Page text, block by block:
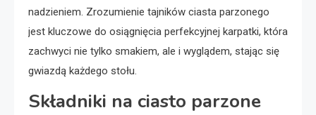
nadzieniem. Zrozumienie tajników ciasta parzonego
jest kluczowe do osiągnięcia perfekcyjnej karpatki, która
zachwyci nie tylko smakiem, ale i wyglądem, stając się
gwiazdą każdego stołu.
Składniki na ciasto parzone